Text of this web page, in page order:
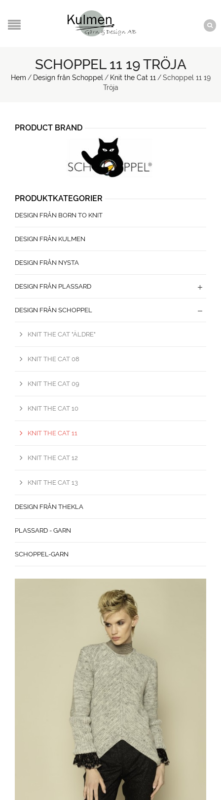
SCHOPPEL 11 19 TRÖJA
Hem / Design från Schoppel / Knit the Cat 11 / Schoppel 11 19
Tröja
PRODUCT BRAND
PRODUKTKATEGORIER
DESIGN FRÅN BORN TO KNIT
DESIGN FRÅN KULMEN
DESIGN FRÅN NYSTA
DESIGN FRÅN PLASSARD
DESIGN FRÅN SCHOPPEL
KNIT THE CAT "ÄLDRE"
KNIT THE CAT 08
KNIT THE CAT 09
KNIT THE CAT 10
KNIT THE CAT 11
KNIT THE CAT 12
KNIT THE CAT 13
DESIGN FRÅN THEKLA
PLASSARD - GARN
SCHOPPEL-GARN